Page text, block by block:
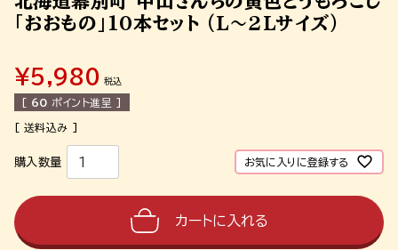
「おおもの」10本セット (L～2Lサイズ)
¥5,980 税込
[ 60 ポイント進呈 ]
お気に入りに登録する
カートに入れる